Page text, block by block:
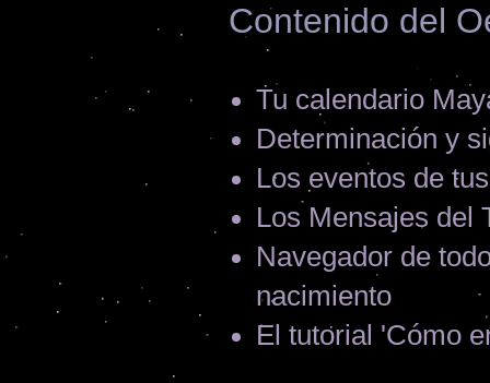
Contenido del
Tu calendario
Determinación y
Los eventos de
Los Mensajes del
Navegador de
nacimiento
El tutorial 'Cómo